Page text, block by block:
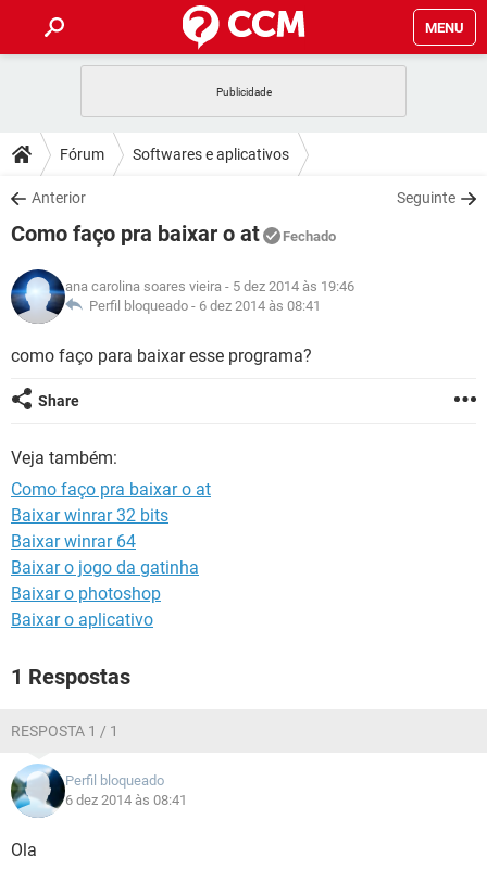
MENU
CELULAR FACEBOOK
OUTLOOK
INSTAGRAM GMAIL
GUIA DE COMPRAS
DICAS
JOGOS WHATSAPP
INSTAGRAM GMAIL
GUIA DE COMPRAS
DOWNLOADS
JOGOS WHATSAPP
CELULAR
OUTLOOK EXCEL
INSTAGRAM
JOGOS WHATSAPP
CELULAR
OUTLOOK EXCEL
INSTAGRAM
GLOSSÁRIO
JOGOS WHATSAPP
INSTAGRAM
GUIA DE COMPRAS
Fórum Softwares e aplicativos
Anterior Seguinte
Como faço pra baixar o at Fechado
ana carolina soares vieira - 5 dez 2014 às 19:46
Perfil bloqueado - 6 dez 2014 às 08:41
como faço para baixar esse programa?
Share
Veja também:
Como faço pra baixar o at
Baixar winrar 32 bits
Baixar winrar 64
Baixar o jogo da gatinha
Baixar o photoshop
Baixar o aplicativo
1 Respostas
RESPOSTA 1 / 1
Perfil bloqueado
6 dez 2014 às 08:41
Ola